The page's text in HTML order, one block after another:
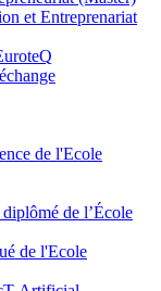
et Entreprenariat
de l'Ecole
de l’École
de l'Ecole